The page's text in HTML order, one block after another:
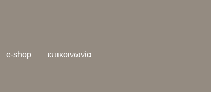
e-shop επικοινωνία